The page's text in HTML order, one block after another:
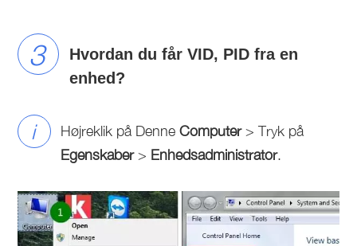
3
Hvordan du får VID, PID fra en
enhed?
i Højreklik på DenneComputer> Tryk på
Egenskaber> Enhedsadministrator.